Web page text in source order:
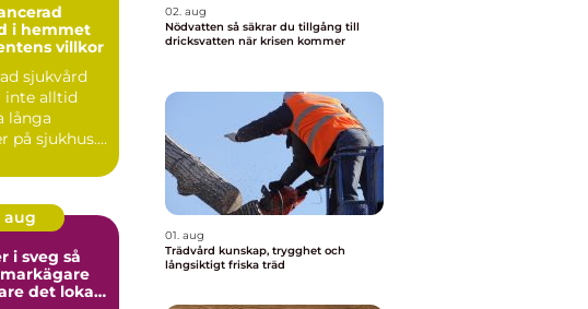
i hemmet
villkor
sjukvård
inte alltid
långa
på sjukhus.
aug
sveg så
det lokala
02. aug
Nödvatten så säkrar du tillgång till
dricksvatten när krisen kommer
01. aug
Trädvård kunskap, trygghet och
långsiktigt friska träd